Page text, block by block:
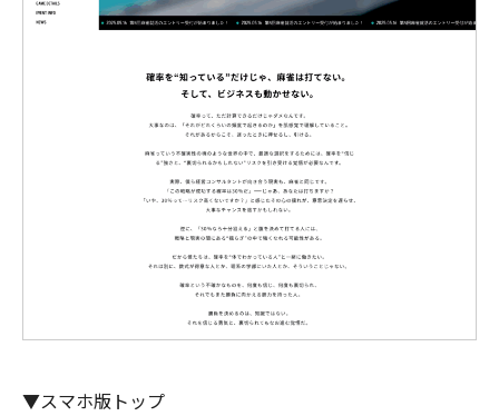
▼スマホ版トップ